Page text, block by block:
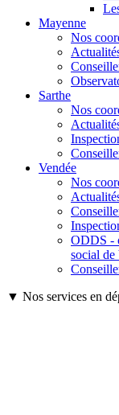
Mayenne
Nos
Sarthe
Nos
Vendée
Nos
ODDS -
social de
▼ Nos services en